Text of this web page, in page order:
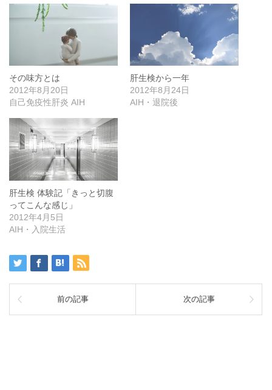
その味方とは
2012年8月20日
自己免疫性肝炎 AIH
肝生検から一年
2012年8月24日
AIH・退院後
肝生検 体験記「きっと切腹
ってこんな感じ」
2012年4月5日
AIH・入院生活
前の記事 次の記事